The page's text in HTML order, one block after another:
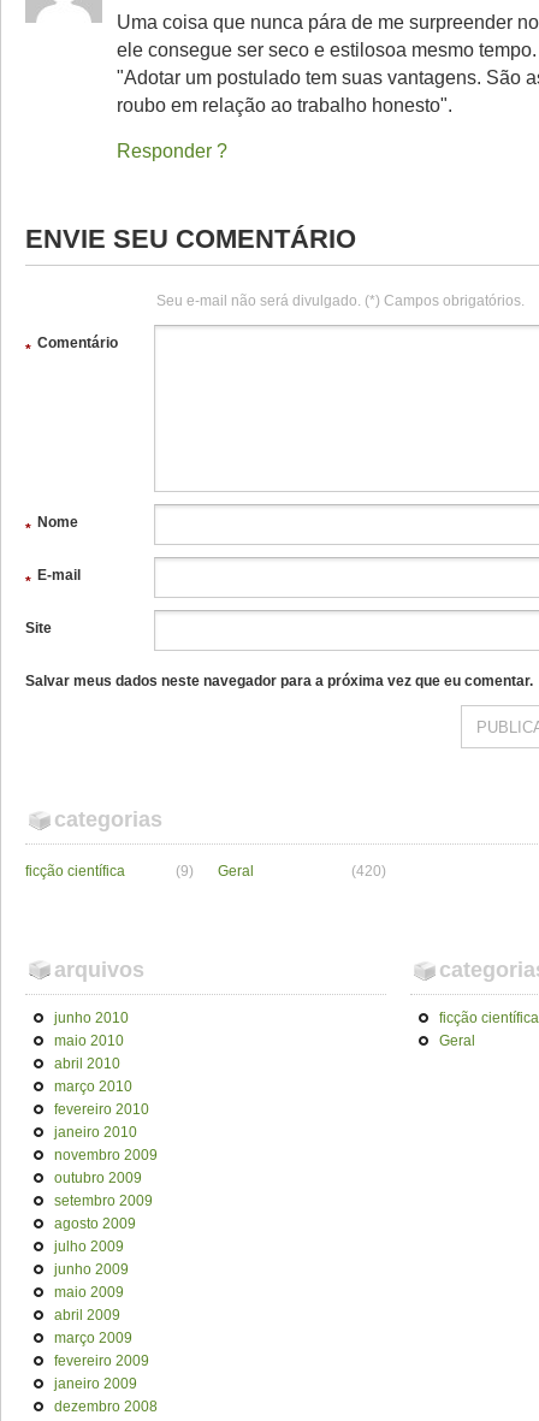
Uma coisa que nunca pára de me surpreender
ele consegue ser seco e estilosoa mesmo
"Adotar um postulado tem suas vantagens. São
roubo em relação ao trabalho honesto".
Responder
ENVIE SEU COMENTÁRIO
Seu e-mail não será divulgado. (*) Campos obrigatórios.
Comentário
*
Nome
*
E-mail
*
Site
Salvar meus dados neste navegador para a próxima vez que eu comentar.
categorias
ficção científica (9) Geral (420)
arquivos
junho 2010
maio 2010
abril 2010
março 2010
fevereiro 2010
janeiro 2010
novembro 2009
outubro 2009
setembro 2009
agosto 2009
julho 2009
junho 2009
maio 2009
abril 2009
março 2009
fevereiro 2009
janeiro 2009
dezembro 2008
ficção científica
Geral